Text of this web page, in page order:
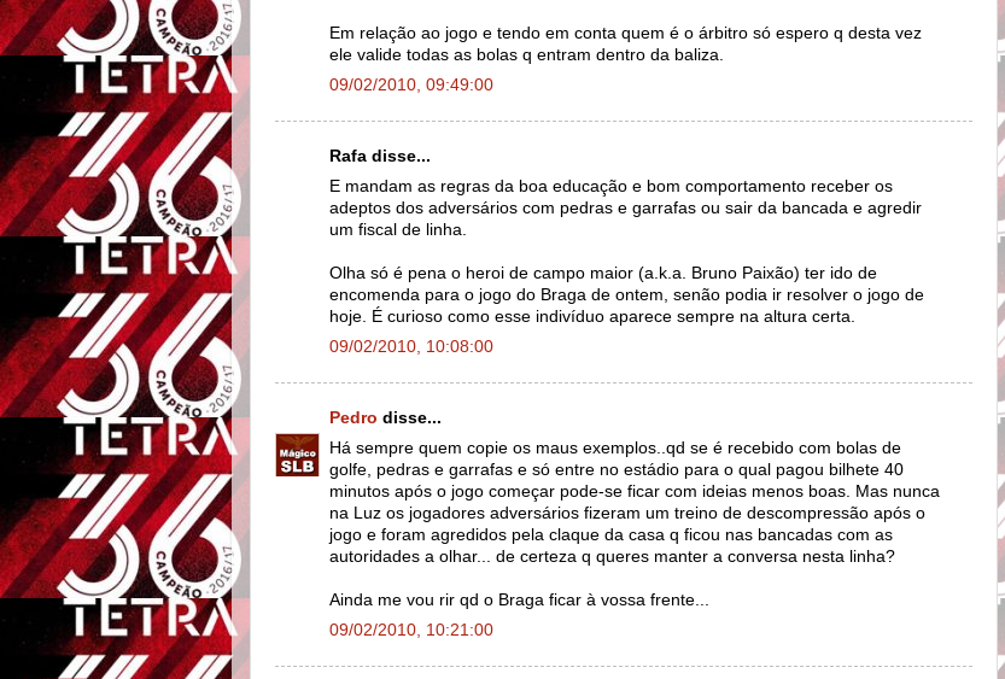
Em relação ao jogo e tendo em conta quem é o árbitro só espero q desta vez
ele valide todas as bolas q entram dentro da baliza.
09/02/2010, 09:49:00
Rafa disse...
E mandam as regras da boa educação e bom comportamento receber os
adeptos dos adversários com pedras e garrafas ou sair da bancada e agredir
um fiscal de linha.
Olha só é pena o heroi de campo maior (a.k.a. Bruno Paixão) ter ido de
encomenda para o jogo do Braga de ontem, senão podia ir resolver o jogo de
hoje. É curioso como esse indivíduo aparece sempre na altura certa.
09/02/2010, 10:08:00
Pedro disse...
Há sempre quem copie os maus exemplos..qd se é recebido com bolas de
golfe, pedras e garrafas e só entre no estádio para o qual pagou bilhete 40
minutos após o jogo começar pode-se ficar com ideias menos boas. Mas nunca
na Luz os jogadores adversários fizeram um treino de descompressão após o
jogo e foram agredidos pela claque da casa q ficou nas bancadas com as
autoridades a olhar... de certeza q queres manter a conversa nesta linha?
Ainda me vou rir qd o Braga ficar à vossa frente...
09/02/2010, 10:21:00